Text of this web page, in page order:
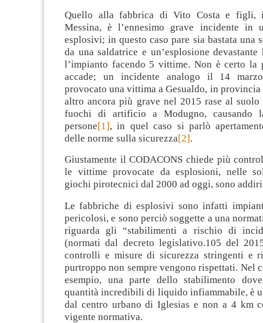
Quello alla fabbrica di Vito Costa e figli,
Messina, è l’ennesimo grave incidente in
esplosivi; in questo caso pare sia bastata una
da una saldatrice e un’esplosione devastante
l’impianto facendo 5 vittime. Non è certo la
accade; un incidente analogo il 14
provocato una vittima a Gesualdo, in
altro ancora più grave nel 2015 rase al
fuochi di artificio a Modugno, causando
persone[1], in quel caso si parlò
delle norme sulla sicurezza[2].
Giustamente il CODACONS chiede più
le vittime provocate da esplosioni, nelle
giochi pirotecnici dal 2000 ad oggi, sono
Le fabbriche di esplosivi sono infatti
pericolosi, e sono perciò soggette a una
riguarda gli “stabilimenti a rischio di
(normati dal decreto legislativo.105 del
controlli e misure di sicurezza stringenti e
purtroppo non sempre vengono rispettati. Nel
esempio, una parte dello stabilimento
quantità incredibili di liquido infiammabile, è
dal centro urbano di Iglesias e non a 4 km
vigente normativa.